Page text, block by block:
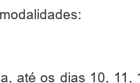
até os dias 10,